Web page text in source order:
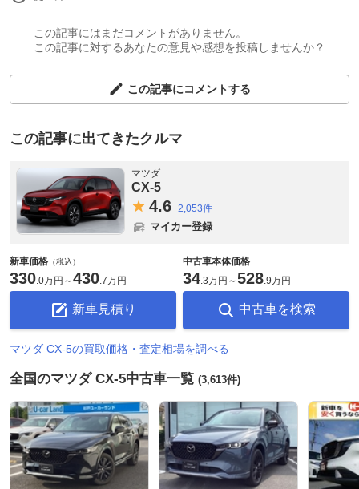
この記事にはまだコメントがありません。
この記事に対するあなたの意見や感想を投稿しませんか？
この記事にコメントする
この記事に出てきたクルマ
マツダ
CX-5
4.6 2,053件
マイカー登録
新車価格 （税込）
330.0万円 ～430.7万円
新車見積り
中古車本体価格
34.3万円 ～528.9万円
中古車を検索
マツダ CX-5の買取価格・査定相場を調べる
全国のマツダ CX-5中古車一覧 (3,613件)